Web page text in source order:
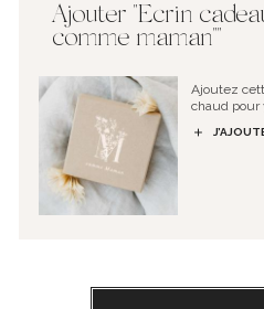
Ajouter "Ecrin
comme maman""
Ajoutez
chaud pour